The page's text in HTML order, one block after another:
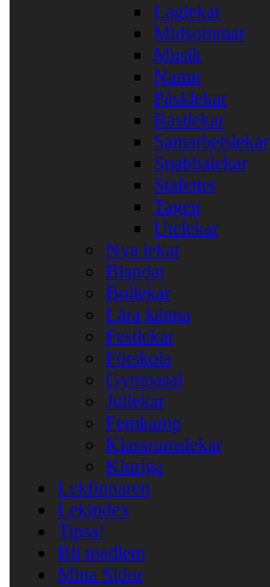
Laglekar
Midsommar
Musik
Namn
Påsklekar
Rastlekar
Samarbetslekar
Snabbalekar
Stafetter
Tagen
Utelekar
Nya lekar
Blandat
Bollekar
Lära känna
Festlekar
Förskola
Gympasal
Jullekar
Femkamp
Klassrumslekar
Kluriga
Lekfinnaren
Lekindex
Tipsa!
Bli medlem
Mina Sidor